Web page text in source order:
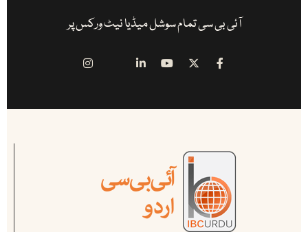
آئی بی سی تمام سوشل میڈیا نیٹ ورکس پر